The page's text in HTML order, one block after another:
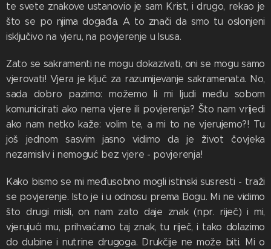
te svete znakove ustanovio je sam Krist, i drugo, rekao je
što se po njima događa. A to znači da smo tu oslonjeni
isključivo na vjeru, na povjerenje u Isusa.
Zato se sakramenti ne mogu dokazivati, oni se mogu samo
vjerovati! Vjera je ključ za razumijevanje sakramenata. No,
sada dobro pazimo: možemo li mi ljudi među sobom
komunicirati ako nema vjere ili povjerenja? Što nam vrijedi
ako nam netko kaže: volim te, a mi to ne vjerujemo?! Tu
još jednom sasvim jasno vidimo da je život čovjeka
nezamisliv i nemoguć bez vjere - povjerenja!
Kako bismo se mi međusobno mogli istinski susresti - traži
se povjerenje. Isto je i u odnosu prema Bogu. Mi ne vidimo
što drugi misli, on nam zato daje znak (npr. riječ) i mi,
vjerujući mu, prihvaćamo taj znak, tu riječ, i tako dolazimo
do dubine i nutrine drugoga. Drukčije ne može biti. Mi o